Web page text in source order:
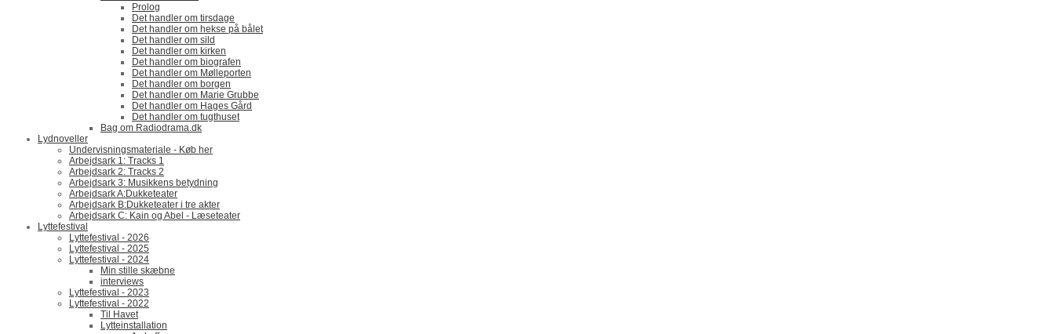
Prolog
Det handler om tirsdage
Det handler om hekse på bålet
Det handler om sild
Det handler om kirken
Det handler om biografen
Det handler om Mølleporten
Det handler om borgen
Det handler om Marie Grubbe
Det handler om Hages Gård
Det handler om tugthuset
Bag om Radiodrama.dk
Lydnoveller
Undervisningsmateriale - Køb her
Arbejdsark 1: Tracks 1
Arbejdsark 2: Tracks 2
Arbejdsark 3: Musikkens betydning
Arbejdsark A:Dukketeater
Arbejdsark B:Dukketeater i tre akter
Arbejdsark C: Kain og Abel - Læseteater
Lyttefestival
Lyttefestival - 2026
Lyttefestival - 2025
Lyttefestival - 2024
Min stille skæbne
interviews
Lyttefestival - 2023
Lyttefestival - 2022
Til Havet
Lytteinstallation